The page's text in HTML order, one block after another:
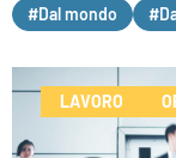
#Dal mondo
LAVORO